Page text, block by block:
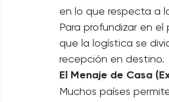
Realizar una
en lo que respecta a
Para profundizar en
que la logística se